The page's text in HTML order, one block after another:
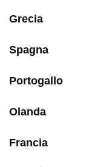
Grecia
Spagna
Portogallo
Olanda
Francia